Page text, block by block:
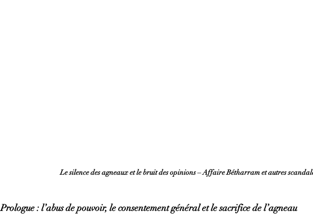
Le silence des agneaux et le bruit des opinions – Affaire Bétharram et autres
Prologue : l’abus de pouvoir, le consentement général et le sacrifice de l’agneau